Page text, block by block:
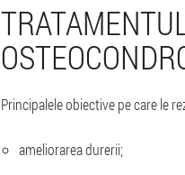
Principalele obiective pe care le
ameliorarea durerii;